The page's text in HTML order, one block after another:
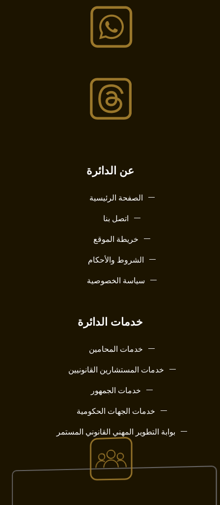
عن الدائرة
الصفحة الرئيسية
اتصل بنا
خريطة الموقع
الشروط والأحكام
سياسة الخصوصية
خدمات الدائرة
خدمات المحامين
خدمات المستشارين القانونيين
خدمات الجمهور
خدمات الجهات الحكومية
بوابة التطوير المهني القانوني المستمر